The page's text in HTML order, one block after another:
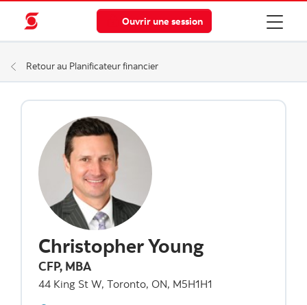
Ouvrir une session
Retour au Planificateur financier
Christopher Young
CFP, MBA
44 King St W, Toronto, ON, M5H1H1